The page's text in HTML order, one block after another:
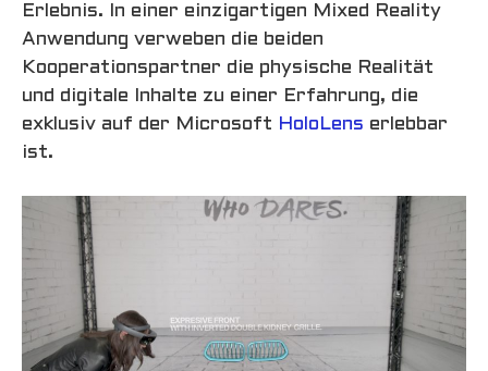
Erlebnis. In einer einzigartigen Mixed Reality
Anwendung verweben die beiden
Kooperationspartner die physische Realität
und digitale Inhalte zu einer Erfahrung, die
exklusiv auf der Microsoft HoloLens erlebbar
ist.